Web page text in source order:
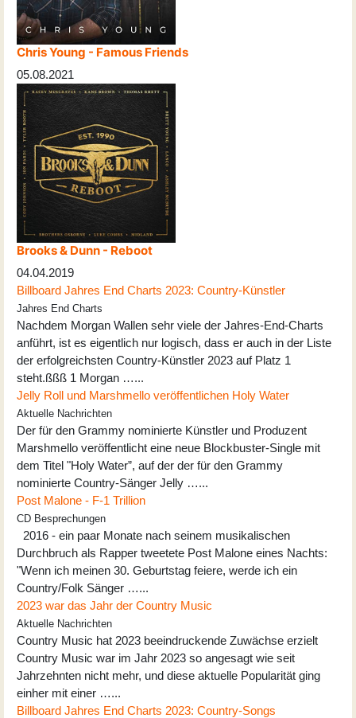
Chris Young - Famous Friends
05.08.2021
Brooks & Dunn - Reboot
04.04.2019
Billboard Jahres End Charts 2023: Country-Künstler
Jahres End Charts
Nachdem Morgan Wallen sehr viele der Jahres-End-Charts
anführt, ist es eigentlich nur logisch, dass er auch in der Liste
der erfolgreichsten Country-Künstler 2023 auf Platz 1
steht.ßßß 1 Morgan …...
Jelly Roll und Marshmello veröffentlichen Holy Water
Aktuelle Nachrichten
Der für den Grammy nominierte Künstler und Produzent
Marshmello veröffentlicht eine neue Blockbuster-Single mit
dem Titel "Holy Water”, auf der der für den Grammy
nominierte Country-Sänger Jelly …...
Post Malone - F-1 Trillion
CD Besprechungen
2016 - ein paar Monate nach seinem musikalischen
Durchbruch als Rapper tweetete Post Malone eines Nachts:
"Wenn ich meinen 30. Geburtstag feiere, werde ich ein
Country/Folk Sänger …...
2023 war das Jahr der Country Music
Aktuelle Nachrichten
Country Music hat 2023 beeindruckende Zuwächse erzielt
Country Music war im Jahr 2023 so angesagt wie seit
Jahrzehnten nicht mehr, und diese aktuelle Popularität ging
einher mit einer …...
Billboard Jahres End Charts 2023: Country-Songs